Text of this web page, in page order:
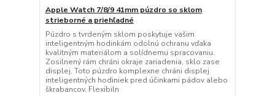
Apple Watch 7/8/9 41mm púzdro so sklom
strieborné a priehľadné
Púzdro s tvrdeným sklom poskytuje vašim
inteligentným hodinkám odolnú ochranu vďaka
kvalitným materiálom a solídnemu spracovaniu.
Zosilnený rám chráni okraje zariadenia, sklo zase
displej. Toto púzdro komplexne chráni displej
inteligentných hodiniek pred účinkami pádov alebo
škrabancov. Flexibiln